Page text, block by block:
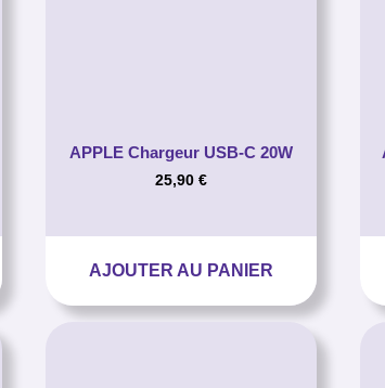
APPLE Chargeur USB-C 20W
25,90 €
AJOUTER AU PANIER